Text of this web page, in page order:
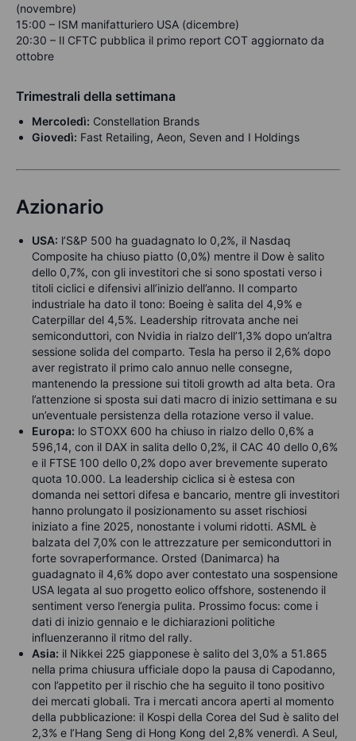
(novembre)
15:00 – ISM manifatturiero USA (dicembre)
20:30 – Il CFTC pubblica il primo report COT aggiornato da
ottobre
Trimestrali della settimana
Mercoledì: Constellation Brands
Giovedì: Fast Retailing, Aeon, Seven and I Holdings
Azionario
USA: l’S&P 500 ha guadagnato lo 0,2%, il Nasdaq
Composite ha chiuso piatto (0,0%) mentre il Dow è salito
dello 0,7%, con gli investitori che si sono spostati verso i
titoli ciclici e difensivi all’inizio dell’anno. Il comparto
industriale ha dato il tono: Boeing è salita del 4,9% e
Caterpillar del 4,5%. Leadership ritrovata anche nei
semiconduttori, con Nvidia in rialzo dell’1,3% dopo un’altra
sessione solida del comparto. Tesla ha perso il 2,6% dopo
aver registrato il primo calo annuo nelle consegne,
mantenendo la pressione sui titoli growth ad alta beta. Ora
l’attenzione si sposta sui dati macro di inizio settimana e su
un’eventuale persistenza della rotazione verso il value.
Europa: lo STOXX 600 ha chiuso in rialzo dello 0,6% a
596,14, con il DAX in salita dello 0,2%, il CAC 40 dello 0,6%
e il FTSE 100 dello 0,2% dopo aver brevemente superato
quota 10.000. La leadership ciclica si è estesa con
domanda nei settori difesa e bancario, mentre gli investitori
hanno prolungato il posizionamento su asset rischiosi
iniziato a fine 2025, nonostante i volumi ridotti. ASML è
balzata del 7,0% con le attrezzature per semiconduttori in
forte sovraperformance. Orsted (Danimarca) ha
guadagnato il 4,6% dopo aver contestato una sospensione
USA legata al suo progetto eolico offshore, sostenendo il
sentiment verso l’energia pulita. Prossimo focus: come i
dati di inizio gennaio e le dichiarazioni politiche
influenzeranno il ritmo del rally.
Asia: il Nikkei 225 giapponese è salito del 3,0% a 51.865
nella prima chiusura ufficiale dopo la pausa di Capodanno,
con l’appetito per il rischio che ha seguito il tono positivo
dei mercati globali. Tra i mercati ancora aperti al momento
della pubblicazione: il Kospi della Corea del Sud è salito del
2,3% e l’Hang Seng di Hong Kong del 2,8% venerdì. A Seul,